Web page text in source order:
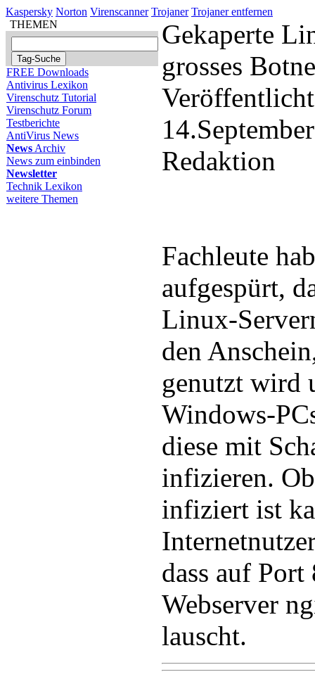
Kaspersky Norton Virenscanner Trojaner Trojaner entfernen
THEMEN
FREE Downloads
Antivirus Lexikon
Virenschutz Tutorial
Virenschutz Forum
Testberichte
AntiVirus News
News Archiv
News zum einbinden
Newsletter
Technik Lexikon
weitere Themen
Gekaperte
grosses
Redaktion
Fachleute
aufgespürt,
Linux-
den
genutzt wird
Windows-
diese mit
infizieren.
infiziert ist
dass auf
Webserver
lauscht.